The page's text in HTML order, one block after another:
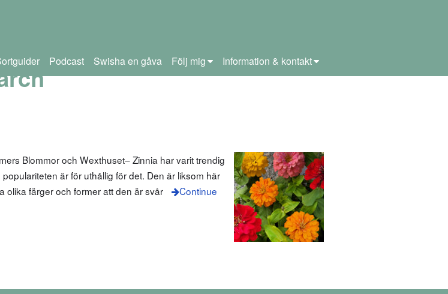
Podcast Swisha en gåva Följ mig Information & kontakt
Blommor och Wexthuset– Zinnia har varit trendig
är för uthållig för det. Den är liksom här
olika färger och former att den är svår
Continue